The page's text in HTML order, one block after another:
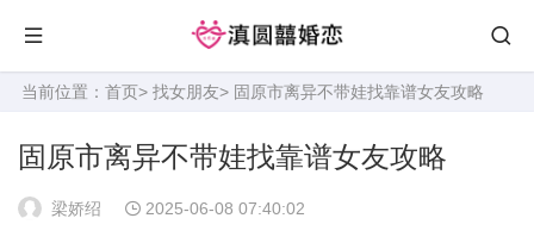
当前位置： 首页> 找女朋友> 固原市离异不带娃找靠谱女友攻略
固原市离异不带娃找靠谱女友攻略
梁娇绍 2025-06-08 07:40:02